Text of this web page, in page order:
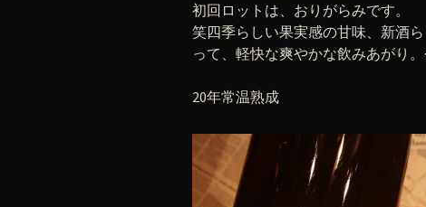
初回ロットは、おりがらみです。
笑四季らしい果実感の甘味、新酒
って、軽快な爽やかな飲みあがり
20年常温熟成